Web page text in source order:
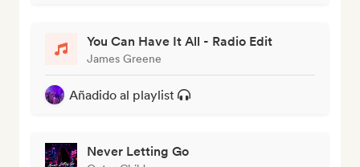
You Can Have It All - Radio Edit
James Greene
Añadido al playlist
Never Letting Go